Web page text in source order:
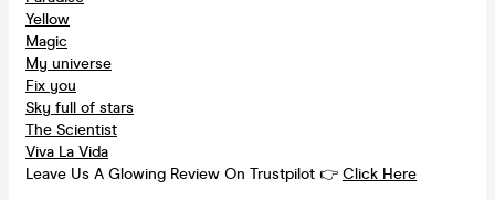
Yellow
Magic
My universe
Fix you
Sky full of stars
The Scientist
Viva La Vida
Leave Us A Glowing Review On Trustpilot 👉 Click Here